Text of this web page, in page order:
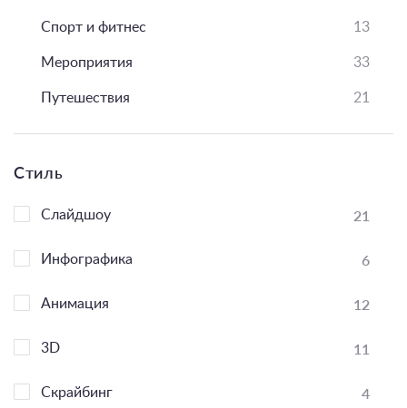
Спорт и фитнес 13
Мероприятия 33
Путешествия 21
Стиль
Слайдшоу 21
Инфографика 6
Анимация 12
3D 11
Скрайбинг 4